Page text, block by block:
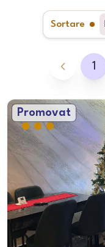
Sortare
1
Promovat